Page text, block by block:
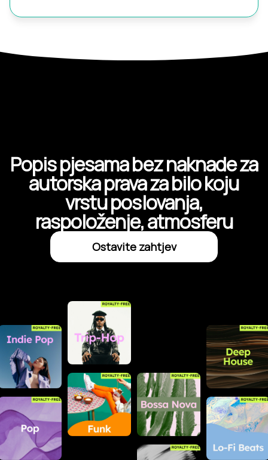
Popis pjesama bez naknade za
autorska prava za bilo koju
vrstu poslovanja,
raspoloženje, atmosferu
Ostavite zahtjev